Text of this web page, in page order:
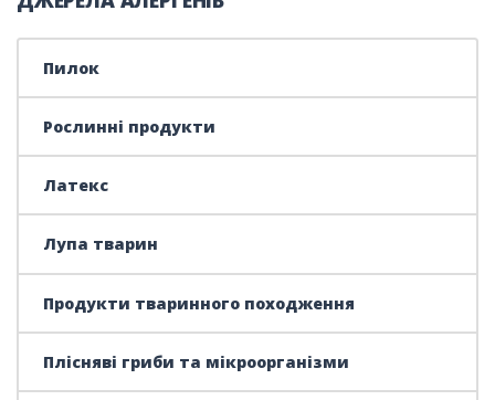
Пилок
Рослинні продукти
Латекс
Лупа тварин
Продукти тваринного походження
Плісняві гриби та мікроорганізми